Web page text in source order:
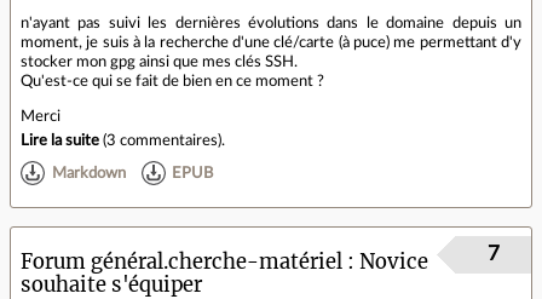
n'ayant pas suivi les dernières évolutions dans le domaine depuis un
moment, je suis à la recherche d'une clé/carte (à puce) me permettant d'y
stocker mon gpg ainsi que mes clés SSH.
Qu'est-ce qui se fait de bien en ce moment ?
Merci
Lire la suite (3 commentaires).
Markdown EPUB
Forum général.cherche-matériel
Novice
souhaite s'équiper
7